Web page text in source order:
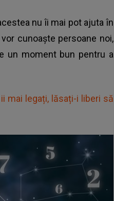
nu îi mai pot ajuta în
cunoaște persoane noi,
un moment bun pentru a
mai legați, lăsați-i liberi să